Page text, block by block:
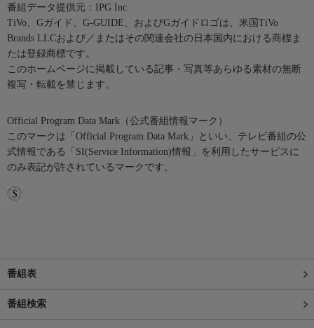
番組データ提供元：IPG Inc.
TiVo、Gガイド、G-GUIDE、およびGガイドロゴは、米国TiVo
Brands LLCおよび／またはその関連会社の日本国内における商標ま
たは登録商標です。
このホームページに掲載している記事・写真等あらゆる素材の無断
複写・転載を禁じます。
Official Program Data Mark（公式番組情報マーク）
このマークは「Official Program Data Mark」といい、テレビ番組の公
式情報である「SI(Service Information)情報」を利用したサービスに
のみ表記が許されているマークです。
番組表
番組検索